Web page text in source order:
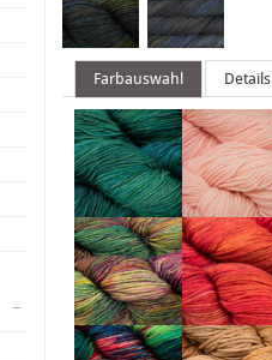
Farbauswahl Details